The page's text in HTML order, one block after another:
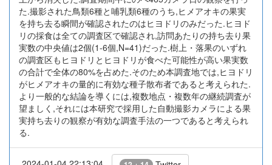
た.撮影された鳥類6種と哺乳類6種のうち,ヒメアオキの果実
を持ち去る瞬間が確認されたのはヒヨドリのみだった.ヒヨド
リの採食は全ての調査区で確認され,訪問あたりの持ち去り果
実数の中央値は2個(1-6個,N=41)だった.樹上・落果のいずれ
の調査区もヒヨドリとヒヨドリが食べた可能性が高い果実数
の合計で全体の80%を占めた.そのため本調査地では,ヒヨドリ
がヒメアオキの量的に有効な種子散布者であると考えられた.
より一般的な結論を導くには,複数地点・複数年の継続調査が
望ましく,それには本研究で採用した自動撮影カメラによる果
実持ち去りの観察が有効な調査手法の一つであると考えられ
る.